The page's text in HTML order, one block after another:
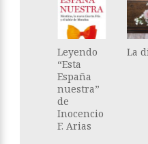
Leyendo
“Esta
España
nuestra”
de
Inocencio
F. Arias
La